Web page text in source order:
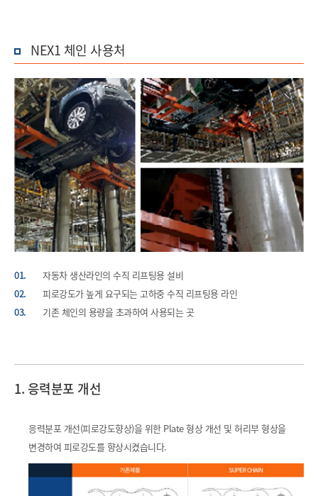
NEX1 체인 사용처
01.
자동차 생산라인의 수직 리프팅용 설비
02.
피로강도가 높게 요구되는 고하중 수직 리프팅용 라인
03.
기존 체인의 용량을 초과하여 사용되는 곳
1. 응력분포 개선
응력분포 개선(피로강도향상)을 위한 Plate 형상 개선 및 허리부 형상을
변경하여 피로강도를 향상시켰습니다.